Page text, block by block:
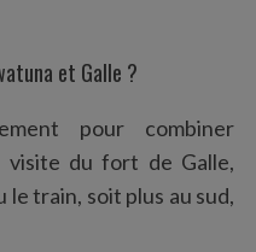
et Galle ?
pour combiner
visite du fort de Galle,
train, soit plus au sud,